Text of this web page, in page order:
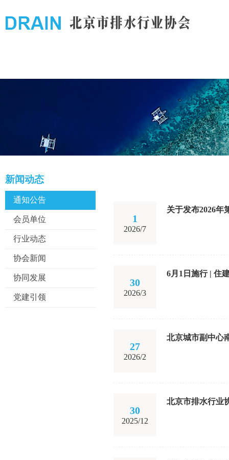
新闻动态
通知公告
会员单位
行业动态
协会新闻
协同发展
党建引领
1
2026/7
关于发布2026年
30
2026/3
6月1日施行 | 住
27
2026/2
北京城市副中心
30
2025/12
北京市排水行业